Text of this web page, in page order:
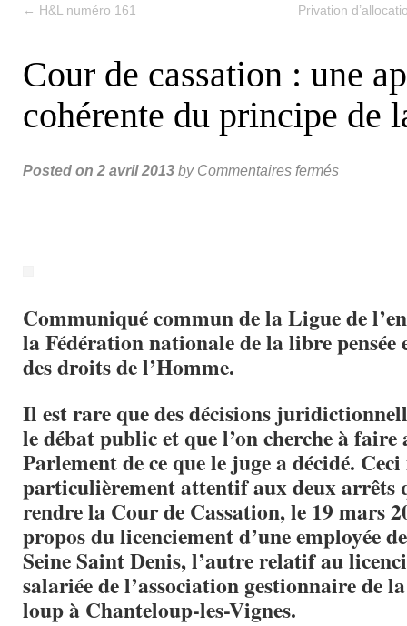
← H&L numéro 161 Privation
Cour de cassation : une
cohérente du principe de
Posted on 2 avril 2013 by Commentaires fermés
Communiqué commun de la Ligue de
la Fédération nationale de la libre pensée
des droits de l’Homme.
Il est rare que des décisions
le débat public et que l’on cherche à faire
Parlement de ce que le juge a décidé.
particulièrement attentif aux deux arrêts
rendre la Cour de Cassation, le 19 mars
propos du licenciement d’une employée
Seine Saint Denis, l’autre relatif au
salariée de l’association gestionnaire de
loup à Chanteloup-les-Vignes.